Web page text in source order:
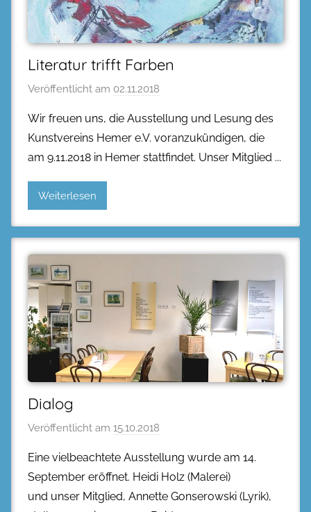
Literatur trifft Farben
Veröffentlicht am 02.11.2018
Wir freuen uns, die Ausstellung und Lesung des
Kunstvereins Hemer e.V. voranzukündigen, die
am 9.11.2018 in Hemer stattfindet. Unser Mitglied
Weiterlesen
Dialog
Veröffentlicht am 15.10.2018
Eine vielbeachtete Ausstellung wurde am 14.
September eröffnet. Heidi Holz (Malerei)
und unser Mitglied, Annette Gonserowski (Lyrik),